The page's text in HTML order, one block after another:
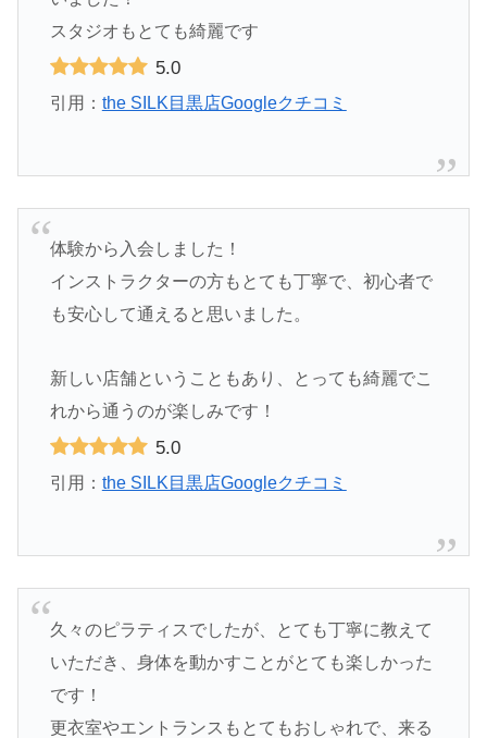
スタジオもとても綺麗です
5.0
引用： the SILK目黒店Googleクチコミ
体験から入会しました！
インストラクターの方もとても丁寧で、初心者で
も安心して通えると思いました。
新しい店舗ということもあり、とっても綺麗でこ
れから通うのが楽しみです！
5.0
引用： the SILK目黒店Googleクチコミ
久々のピラティスでしたが、とても丁寧に教えて
いただき、身体を動かすことがとても楽しかった
です！
更衣室やエントランスもとてもおしゃれで、来る